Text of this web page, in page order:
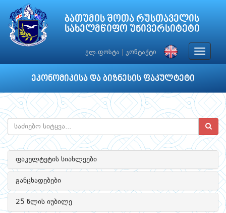
ბათუმის შოთა რუსთაველის
სახელმწიფო უნივერსიტეტი
ელ.ფოსტა კონტაქტი
Toggle
ეკონომიკისა და ბიზნესის ფაკულტეტი
ფაკულტეტის სიახლეები
განცხადებები
25 წლის იუბილე